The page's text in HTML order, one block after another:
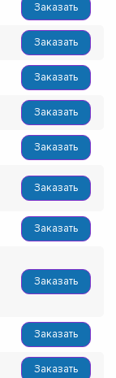
Заказать
Заказать
Заказать
Заказать
Заказать
Заказать
Заказать
Заказать
Заказать
Заказать